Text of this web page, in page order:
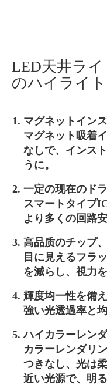
LED天井ラ
のハイライト
マグネットイン
マグネット吸着
なしで、インス
うに。
一定の现在のドラ
スマートタイプ
より多くの回路安
高品质のチップ
目に見えるフラ
を減らし、視力
輝度均一性を備
強い光透過率と
ハイカラーレン
カラーレンダリ
つきなし、光は
近い光源で、明